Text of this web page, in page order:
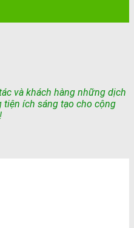
và khách hàng những dịch
tiện ích sáng tạo cho cộng